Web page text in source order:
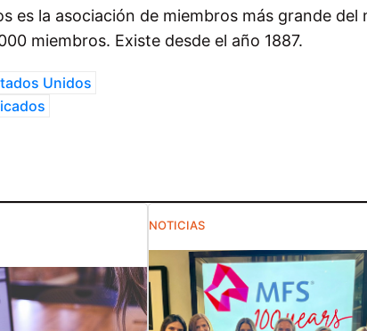
es la asociación de miembros más grande del
miembros. Existe desde el año 1887.
Unidos
NOTICIAS